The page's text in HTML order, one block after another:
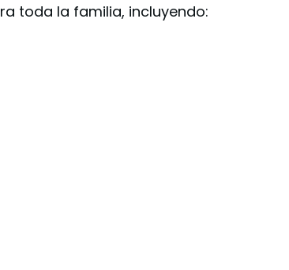
toda la familia, incluyendo: